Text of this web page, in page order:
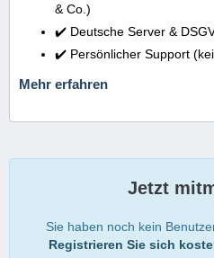
& Co.)
✔️ Deutsche Server &
✔️ Persönlicher Support
Mehr erfahren
Jetzt
Sie haben noch kein
Registrieren Sie sich